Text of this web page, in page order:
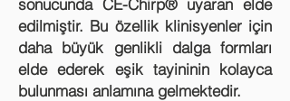
sonucunda CE-Chirp® uyaran elde
edilmiştir. Bu özellik klinisyenler için
daha büyük genlikli dalga formları
elde ederek eşik tayininin kolayca
bulunması anlamına gelmektedir.